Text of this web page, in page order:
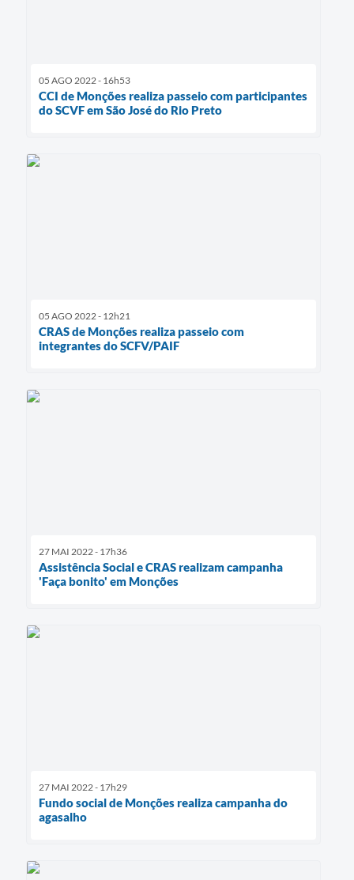
05 AGO 2022 - 16h53
CCI de Monções realiza passeio com participantes
do SCVF em São José do Rio Preto
05 AGO 2022 - 12h21
CRAS de Monções realiza passeio com
integrantes do SCFV/PAIF
27 MAI 2022 - 17h36
Assistência Social e CRAS realizam campanha
'Faça bonito' em Monções
27 MAI 2022 - 17h29
Fundo social de Monções realiza campanha do
agasalho